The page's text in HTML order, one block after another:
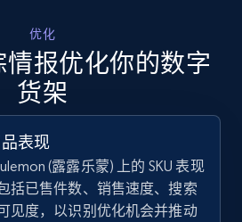
urls, Top reviews, and
Description, Currency, Initial
优化
情报优化你的数字
货架
表现
(露露乐蒙) 上的 SKU 表现
括已售件数、销售速度、搜索
见度，以识别优化机会并推动